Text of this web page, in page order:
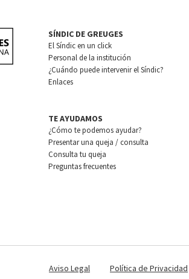
SÍNDIC DE GREUGES
El Síndic en un click
Personal de la institución
¿Cuándo puede intervenir el Síndic?
Enlaces
TE AYUDAMOS
¿Cómo te podemos ayudar?
Presentar una queja / consulta
Consulta tu queja
Preguntas frecuentes
Aviso Legal Política de Privacidad